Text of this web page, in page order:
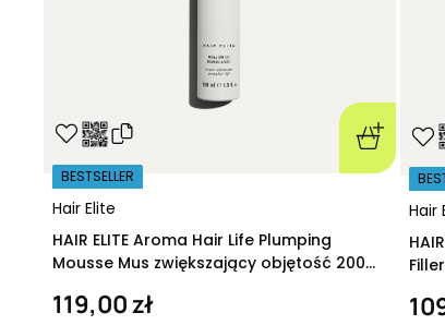
Hair Elite
BESTSELLER
HAIR ELITE Aroma Hair Life Plumping
Mousse Mus zwiększający objętość 200
119,00 zł
Hair